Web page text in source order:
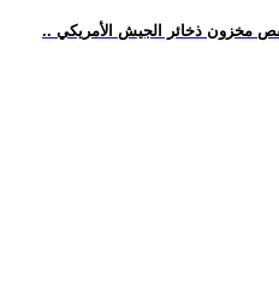
مخزون ذخائر الجيش الأمريكي